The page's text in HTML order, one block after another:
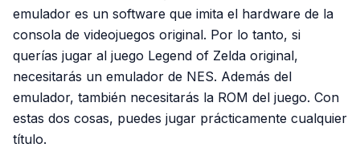
emulador es un software que imita el hardware de la
consola de videojuegos original. Por lo tanto, si
querías jugar al juego Legend of Zelda original,
necesitarás un emulador de NES. Además del
emulador, también necesitarás la ROM del juego. Con
estas dos cosas, puedes jugar prácticamente cualquier
título.